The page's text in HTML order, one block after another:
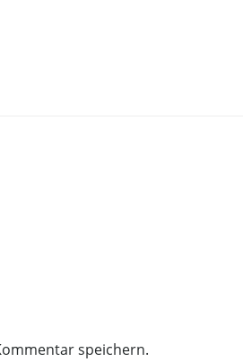
speichern.